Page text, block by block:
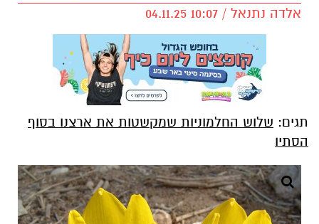
אלדה נתנאל / 10:07 04.11.25
תגים: שלוש החלמוניות שמקשטות את ארצנו בסוף
הסתיו